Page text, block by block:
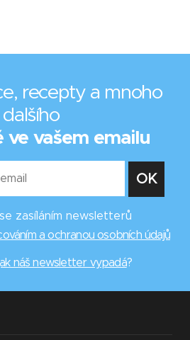
recepty a mnoho
dalšího
ve vašem emailu
zasíláním newsletterů
a ochranou osobních údajů
náš newsletter vypadá?